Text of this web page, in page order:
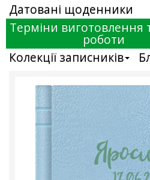
Датовані щоденники
Терміни виготовлення
роботи
Колекції записників